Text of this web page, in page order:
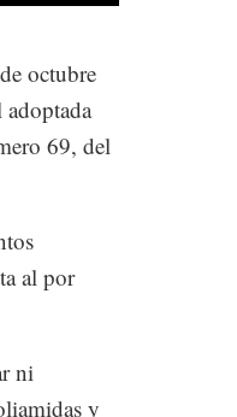
octubre
69, del
al por
ni
y